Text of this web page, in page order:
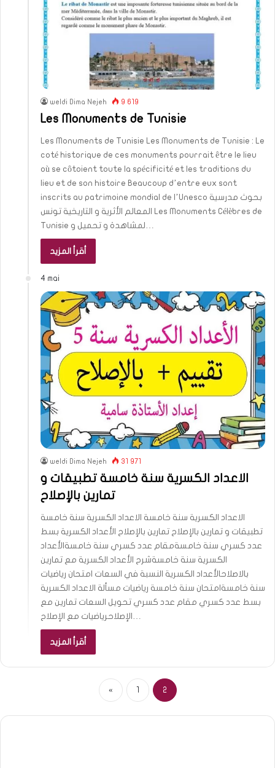
weldi Dima Nejeh 9 619
Les Monuments de Tunisie
Les Monuments de Tunisie Les Monuments de Tunisie : Le
coté historique de ces monuments pourrait être le lieu
où se côtoient toute la spécificité et les traditions du
lieu et de son histoire Beaucoup d’entre eux sont
inscrits au patrimoine mondial de l’Unesco بحوث مدرسية
المعالم الأثرية و التاريخية تونس Les Monuments Célèbres de
Tunisie لمشاهدة و تحميل و…
أقرأ المزيد
4 mai
weldi Dima Nejeh 31 971
الاعداد الكسرية سنة خامسة تطبيقات و
تمارين بالإصلاح
الاعداد الكسرية سنة خامسة الاعداد الكسرية سنة خامسة
تطبيقات و تمارين بالإصلاح تمارين بالإصلاح الأعداد الكسرية بسط
عدد كسري سنة خامسةمقام عدد كسري سنة خامسةالأعداد
الكسرية سنة خامسةشرح الأعداد الكسرية مع تمارين
بالاصلاحالأعداد الكسرية النسبة في السعات امتحان رياضيات
سنة خامسةامتحان سنة خامسة رياضيات مسألة الاعداد الكسرية
بسط عدد كسري مقام عدد كسري تحويل السعات تمارين مع
الإصلاحرياضيات مع الإصلاح…
أقرأ المزيد
« 2